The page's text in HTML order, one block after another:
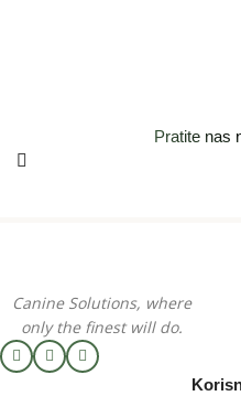
Pratite nas
Canine Solutions, where
only the finest will do.